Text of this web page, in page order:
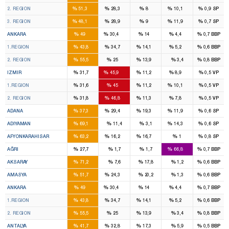
2. REGION %51,3 % 28,3 % 8 % 10,1 % 0,9 SP
3. REGION %48,1 % 28,9 % 9 % 11,9 % 0,7 SP
ANKARA % 49 %30,4 %14 %4,4 %0,7BBP
1.REGION %43,8 % 34,7 %14,1 %5,2 %0,6BBP
2. REGION %55,5 % 25 %13,9 %3,4 %0,8BBP
IZMIR %31,7 %45,9 %11,2 %8,9 %0,5VP
1.REGION %31,6 % 45 %11,2 % 10,1 %0,5VP
2. REGION %31,8 % 46,8 %11,3 %7,8 %0,5VP
ADANA %37,3 % 29,4 %19,3 % 11,9 % 0,6 SP
ADIYAMAN %69,1 % 11,4 % 3,1 % 14,3 % 0,6 SP
AFYONKARAHISAR %63,2 % 16,2 %16,7 % 1 % 0,8 SP
AĞRI %27,7 %1,7 % 1,7 % 66,8 %0,7BBP
AKSARAY %71,2 %7,6 %17,8 %1,2 %0,6BBP
AMASYA %51,7 % 24,3 %20,2 %1,3 %0,6BBP
ANKARA % 49 %30,4 %14 %4,4 %0,7BBP
1.REGION %43,8 % 34,7 %14,1 %5,2 %0,6BBP
2. REGION %55,5 % 25 %13,9 %3,4 %0,8BBP
ANTALYA %41,7 % 32,8 %17,3 %5,9 %0,5BBP